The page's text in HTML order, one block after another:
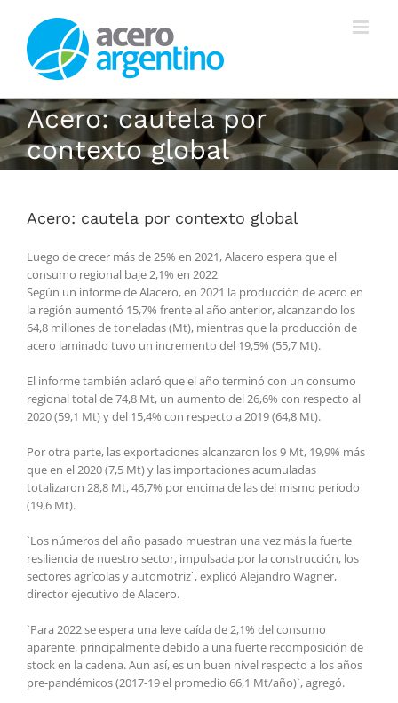
contenido
Acero: cautela por
contexto global
Acero: cautela por contexto global
Luego de crecer más de 25% en 2021, Alacero espera que el
consumo regional baje 2,1% en 2022
Según un informe de Alacero, en 2021 la producción de acero en
la región aumentó 15,7% frente al año anterior, alcanzando los
64,8 millones de toneladas (Mt), mientras que la producción de
acero laminado tuvo un incremento del 19,5% (55,7 Mt).
El informe también aclaró que el año terminó con un consumo
regional total de 74,8 Mt, un aumento del 26,6% con respecto al
2020 (59,1 Mt) y del 15,4% con respecto a 2019 (64,8 Mt).
Por otra parte, las exportaciones alcanzaron los 9 Mt, 19,9% más
que en el 2020 (7,5 Mt) y las importaciones acumuladas
totalizaron 28,8 Mt, 46,7% por encima de las del mismo período
(19,6 Mt).
`Los números del año pasado muestran una vez más la fuerte
resiliencia de nuestro sector, impulsada por la construcción, los
sectores agrícolas y automotriz`, explicó Alejandro Wagner,
director ejecutivo de Alacero.
`Para 2022 se espera una leve caída de 2,1% del consumo
aparente, principalmente debido a una fuerte recomposición de
stock en la cadena. Aun así, es un buen nivel respecto a los años
pre-pandémicos (2017-19 el promedio 66,1 Mt/año)`, agregó.